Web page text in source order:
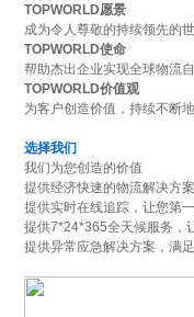
TOPWORLD愿景
成为令人尊敬的持续领先的
TOPWORLD使命
帮助杰出企业实现全球物流
TOPWORLD价值观
为客户创造价值，持续不断
选择我们
我们为您创造的价值
提供经济快速的物流解决方
提供实时在线追踪，让您第
提供7*24*365全天候服务，
提供异常应急解决方案，满